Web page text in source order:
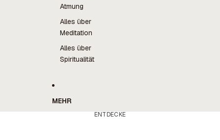
Atmung
Alles über
Meditation
Alles über
Spiritualität
MEHR
ENTDECKE